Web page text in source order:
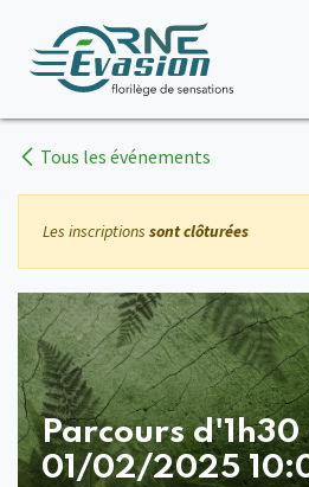
Tous les événements
Les inscriptions sont clôturées
Parcours d'1h30
01/02/2025